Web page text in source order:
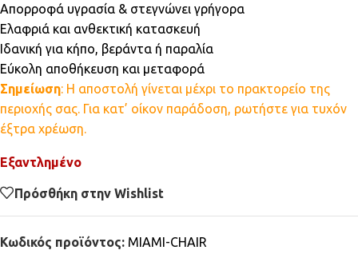
Απορροφά υγρασία & στεγνώνει γρήγορα
Ελαφριά και ανθεκτική κατασκευή
Ιδανική για κήπο, βεράντα ή παραλία
Εύκολη αποθήκευση και μεταφορά
Σημείωση: Η αποστολή γίνεται μέχρι το πρακτορείο της
περιοχής σας. Για κατ’ οίκον παράδοση, ρωτήστε για τυχόν
έξτρα χρέωση.
Εξαντλημένο
Πρόσθήκη στην Wishlist
Κωδικός προϊόντος: MIAMI-CHAIR